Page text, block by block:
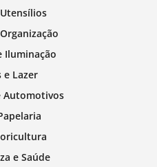
Iluminação
e Lazer
Automotivos
e Saúde